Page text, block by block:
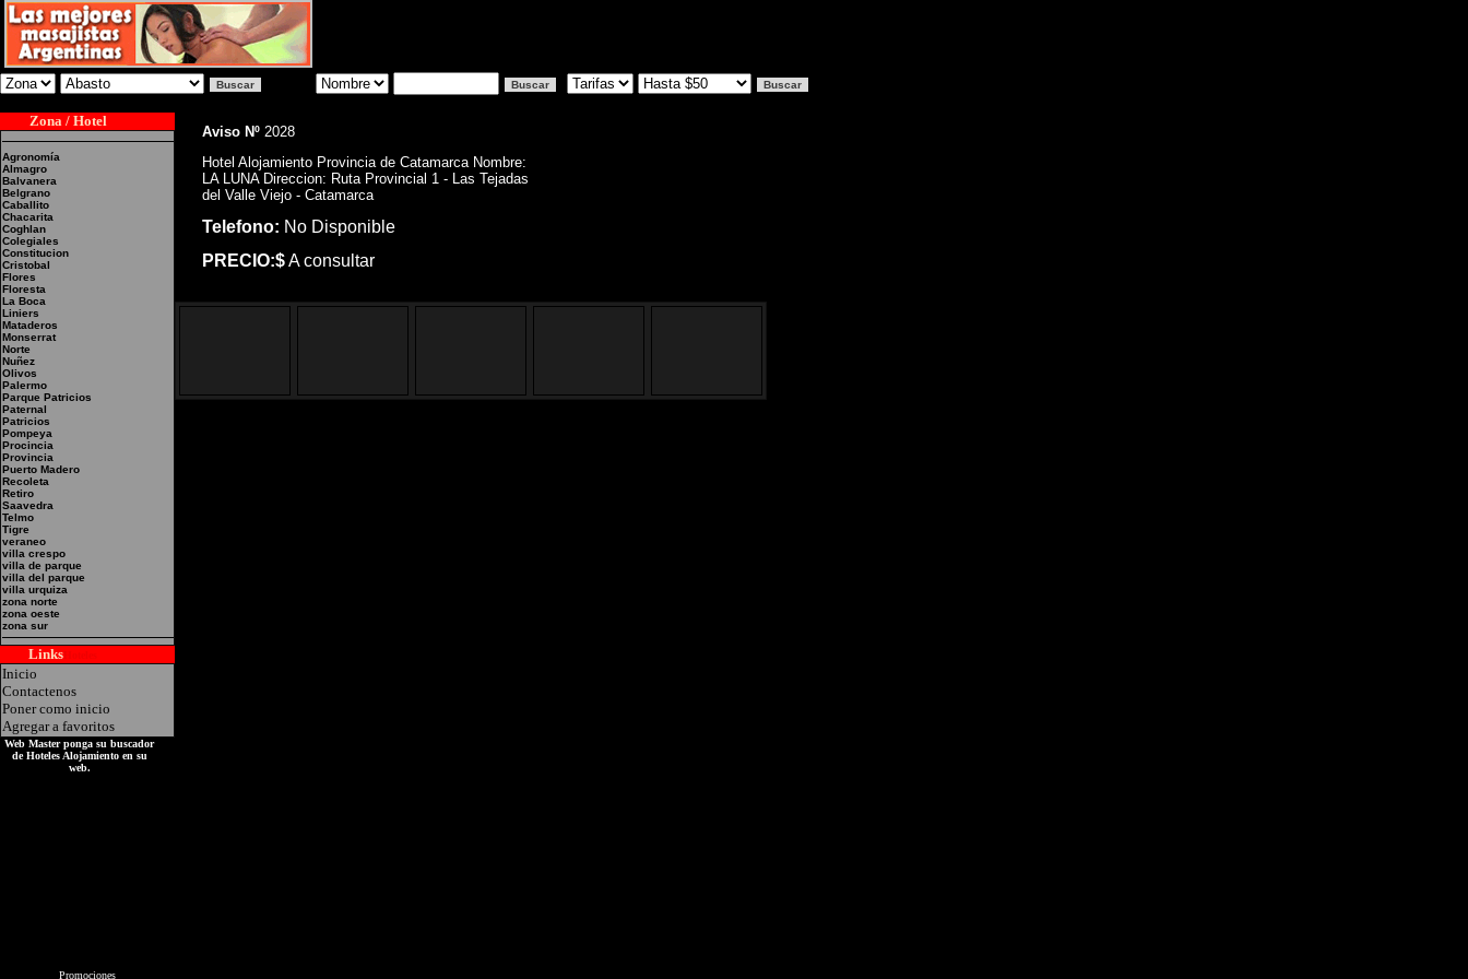
Zona / Hotel
Agronomía
Almagro
Balvanera
Belgrano
Caballito
Chacarita
Coghlan
Colegiales
Constitucion
Cristobal
Flores
Floresta
La Boca
Liniers
Mataderos
Monserrat
Norte
Nuñez
Olivos
Palermo
Parque Patricios
Paternal
Patricios
Pompeya
Procincia
Provincia
Puerto Madero
Recoleta
Retiro
Saavedra
Telmo
Tigre
veraneo
villa crespo
villa de parque
villa del parque
villa urquiza
zona norte
zona oeste
zona sur
Links
Inicio
Contactenos
Poner como inicio
Agregar a favoritos
Web Master ponga su buscador
de Hoteles Alojamiento en su
web.
Promociones
Aviso Nº 2028
Hotel Alojamiento Provincia de Catamarca Nombre:
LA LUNA Direccion: Ruta Provincial 1 - Las Tejadas
del Valle Viejo - Catamarca
Telefono: No Disponible
PRECIO:$A consultar